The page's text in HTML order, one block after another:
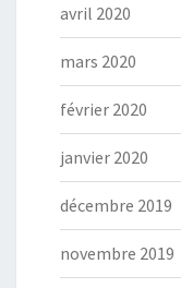
avril 2020
mars 2020
février 2020
janvier 2020
décembre 2019
novembre 2019